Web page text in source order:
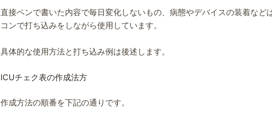
直接ペンで書いた内容で毎日変化しないもの、病態やデバイスの装着など
コンで打ち込みをしながら使用しています。
具体的な使用方法と打ち込み例は後述します。
ICUチェク表の作成法方
作成方法の順番を下記の通りです。